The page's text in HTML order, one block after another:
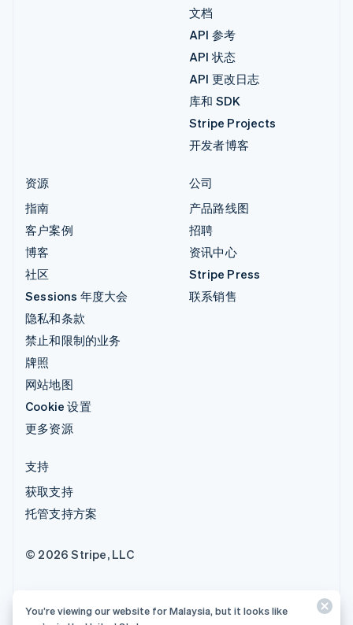
文档
API 参考
API 状态
API 更改日志
库和 SDK
Stripe Projects
开发者博客
资源
指南
客户案例
博客
社区
Sessions 年度大会
隐私和条款
禁止和限制的业务
牌照
网站地图
Cookie 设置
更多资源
公司
产品路线图
招聘
资讯中心
Stripe Press
联系销售
支持
获取支持
托管支持方案
© 2026 Stripe, LLC
You’re viewing our website for Malaysia, but it looks like